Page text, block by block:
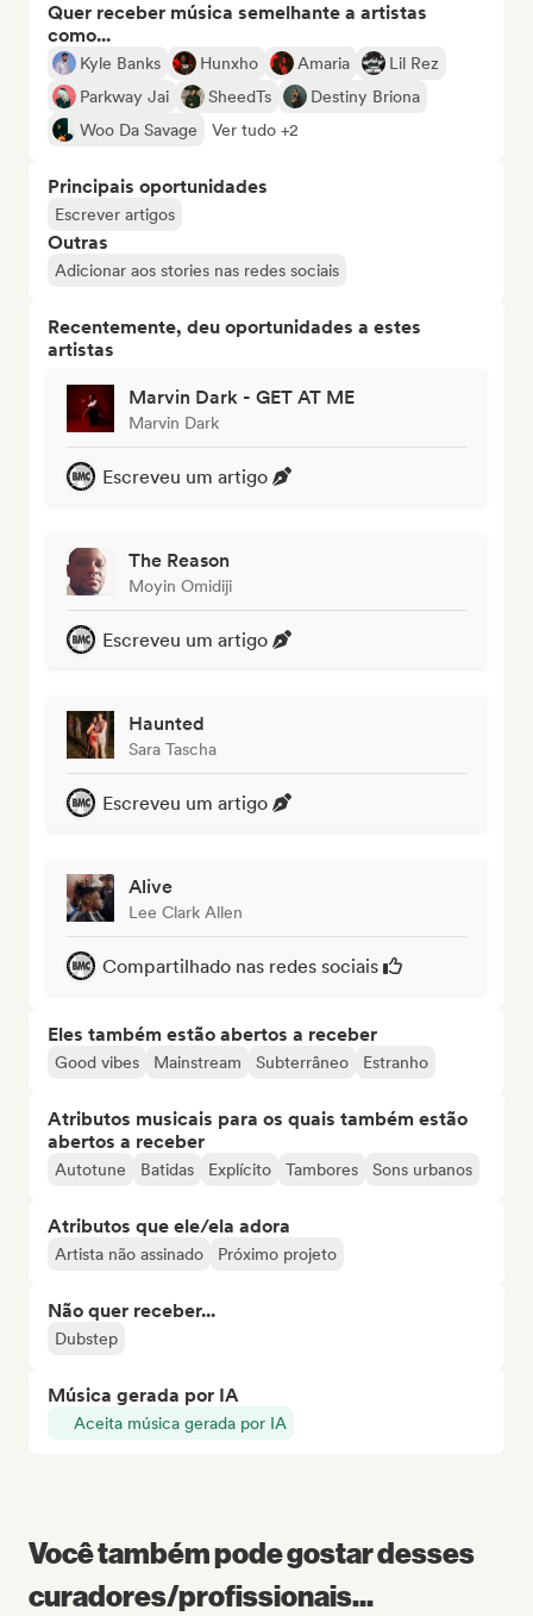
Quer receber música semelhante a artistas
como...
Kyle Banks Hunxho Amaria
Lil Rez
Parkway Jai
SheedTs
Destiny Briona
Woo Da Savage
Ver tudo +2
Principais oportunidades
Escrever artigos
Outras
Adicionar aos stories nas redes sociais
Recentemente, deu oportunidades a estes
artistas
Marvin Dark - GET AT ME
Marvin Dark
Escreveu um artigo
The Reason
Moyin Omidiji
Escreveu um artigo
Haunted
Sara Tascha
Escreveu um artigo
Alive
Lee Clark Allen
Compartilhado nas redes sociais
Eles também estão abertos a receber
Good vibes Mainstream Subterrâneo Estranho
Atributos musicais para os quais também estão
abertos a receber
Autotune Batidas Explícito Tambores Sons urbanos
Atributos que ele/ela adora
Artista não assinado Próximo projeto
Não quer receber...
Dubstep
Música gerada por IA
Aceita música gerada por IA
Você também pode gostar desses
curadores/profissionais...